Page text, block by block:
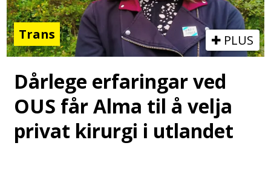
Trans PLUS
Dårlege erfaringar ved
OUS får Alma til å velja
privat kirurgi i utlandet